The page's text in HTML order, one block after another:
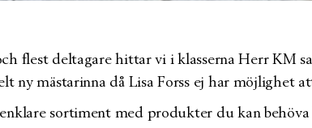
flest deltagare hittar vi i klasserna Herr KM
ny mästarinna då Lisa Forss ej har möjlighet
sortiment med produkter du kan